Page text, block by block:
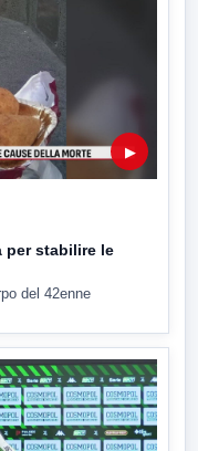
▶
per stabilire le
del 42enne